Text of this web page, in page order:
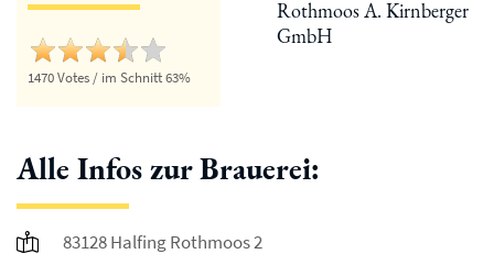
1470 Votes / im Schnitt 63%
Alle Infos zur Brauerei:
83128 Halfing Rothmoos 2